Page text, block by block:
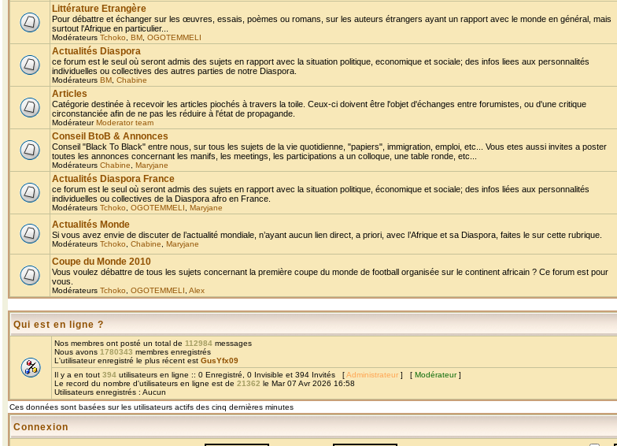
Littérature Etrangère
Pour débattre et échanger sur les œuvres, essais, poèmes ou romans, sur les auteurs étrangers ayant un rapport avec le monde en général, mais
surtout l'Afrique en particulier...
Modérateurs Tchoko BM OGOTEMMELI
Actualités Diaspora
ce forum est le seul où seront admis des sujets en rapport avec la situation politique, economique et sociale; des infos liees aux personnalités
individuelles ou collectives des autres parties de notre Diaspora.
Modérateurs BM Chabine
Articles
Catégorie destinée à recevoir les articles piochés à travers la toile. Ceux-ci doivent être l'objet d'échanges entre forumistes, ou d'une critique
circonstanciée afin de ne pas les réduire à l'état de propagande.
ModérateurModerator team
Conseil BtoB & Annonces
Conseil "Black To Black" entre nous, sur tous les sujets de la vie quotidienne, "papiers", immigration, emploi, etc... Vous etes aussi invites a poster
toutes les annonces concernant les manifs, les meetings, les participations a un colloque, une table ronde, etc...
Modérateurs Chabine Maryjane
Actualités Diaspora France
ce forum est le seul où seront admis des sujets en rapport avec la situation politique, économique et sociale; des infos liées aux personnalités
individuelles ou collectives de la Diaspora afro en France.
Modérateurs Tchoko OGOTEMMELI Maryjane
Actualités Monde
Si vous avez envie de discuter de l’actualité mondiale, n’ayant aucun lien direct, a priori, avec l’Afrique et sa Diaspora, faites le sur cette rubrique.
Modérateurs Tchoko Chabine Maryjane
Coupe du Monde 2010
Vous voulez débattre de tous les sujets concernant la première coupe du monde de football organisée sur le continent africain ? Ce forum est pour
vous.
Modérateurs Tchoko OGOTEMMELI Alex
Qui est en ligne ?
Nos membres ont posté un total de 112984 messages
Nous avons 1780343 membres enregistrés
L'utilisateur enregistré le plus récent est GusYfx09
Il y a en tout 394 utilisateurs en ligne :: 0 Enregistré, 0 Invisible et 394 Invités [Administrateur ] [ Modérateur]
Le record du nombre d'utilisateurs en ligne est de 21362 le Mar 07 Avr 2026 16:58
Utilisateurs enregistrés : Aucun
Ces données sont basées sur les utilisateurs actifs des cinq dernières minutes
Connexion